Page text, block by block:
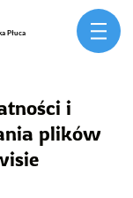
Płuca
i
plików